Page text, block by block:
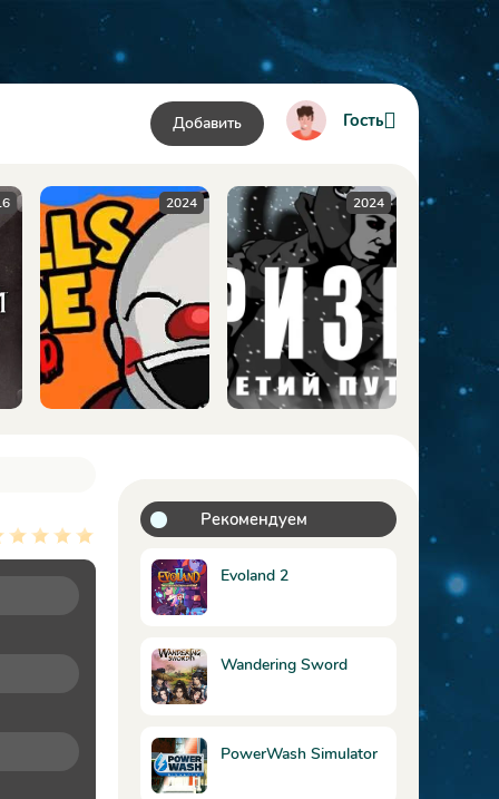
Добавить Гость
2024 2009
Рекомендуем
Evoland 2
Wandering Sword
PowerWash Simulator